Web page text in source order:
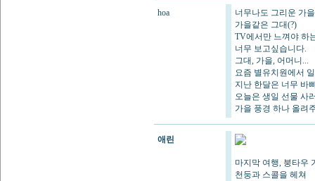
hoa
너무나도 그리운 가을
가을같은 그대(?)
TV에서만 느껴야 하
너무 보고싶습니다.
그대, 가을, 어머니...
요즘 별유치원에서
지난 한달은 너무 바
오늘은 생일 선물 사
가을 풍경 하나 올려
애린
마지막 여행, 붕타우
천둥과 스콜을 헤쳐